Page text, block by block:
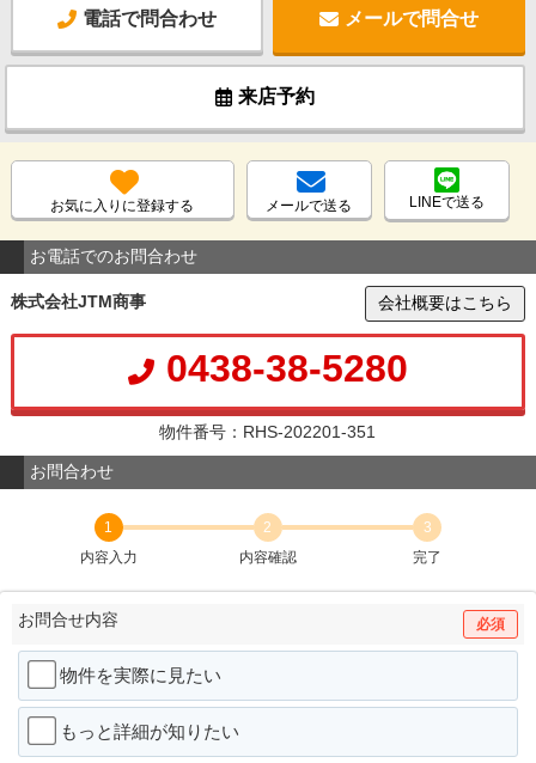
電話で問合わせ メールで問合せ
来店予約
お気に入りに登録する メールで送る LINEで送る
お電話でのお問合わせ
株式会社JTM商事 会社概要はこちら
0438-38-5280
物件番号：RHS-202201-351
お問合わせ
1
内容入力
2
内容確認
3
完了
お問合せ内容 必須
物件を実際に見たい
もっと詳細が知りたい